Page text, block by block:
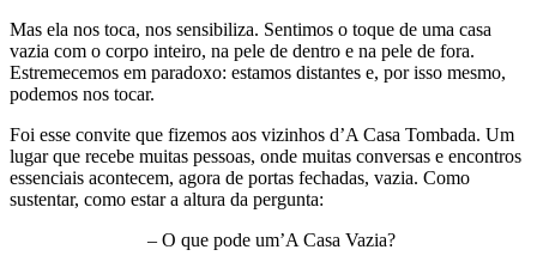
Mas ela nos toca, nos sensibiliza. Sentimos o toque de uma casa
vazia com o corpo inteiro, na pele de dentro e na pele de fora.
Estremecemos em paradoxo: estamos distantes e, por isso mesmo,
podemos nos tocar.
Foi esse convite que fizemos aos vizinhos d’A Casa Tombada. Um
lugar que recebe muitas pessoas, onde muitas conversas e encontros
essenciais acontecem, agora de portas fechadas, vazia. Como
sustentar, como estar a altura da pergunta:
– O que pode um’A Casa Vazia?